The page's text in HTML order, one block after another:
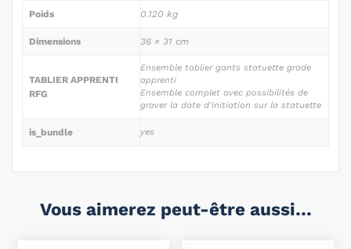
Poids 0.120 kg
Dimensions 36 × 31 cm
TABLIER APPRENTI
RFG
Ensemble tablier gants statuette grade
apprenti
Ensemble complet avec possibilités de
graver la date d'initiation sur la statuette
is_bundle yes
Vous aimerez peut-être aussi…